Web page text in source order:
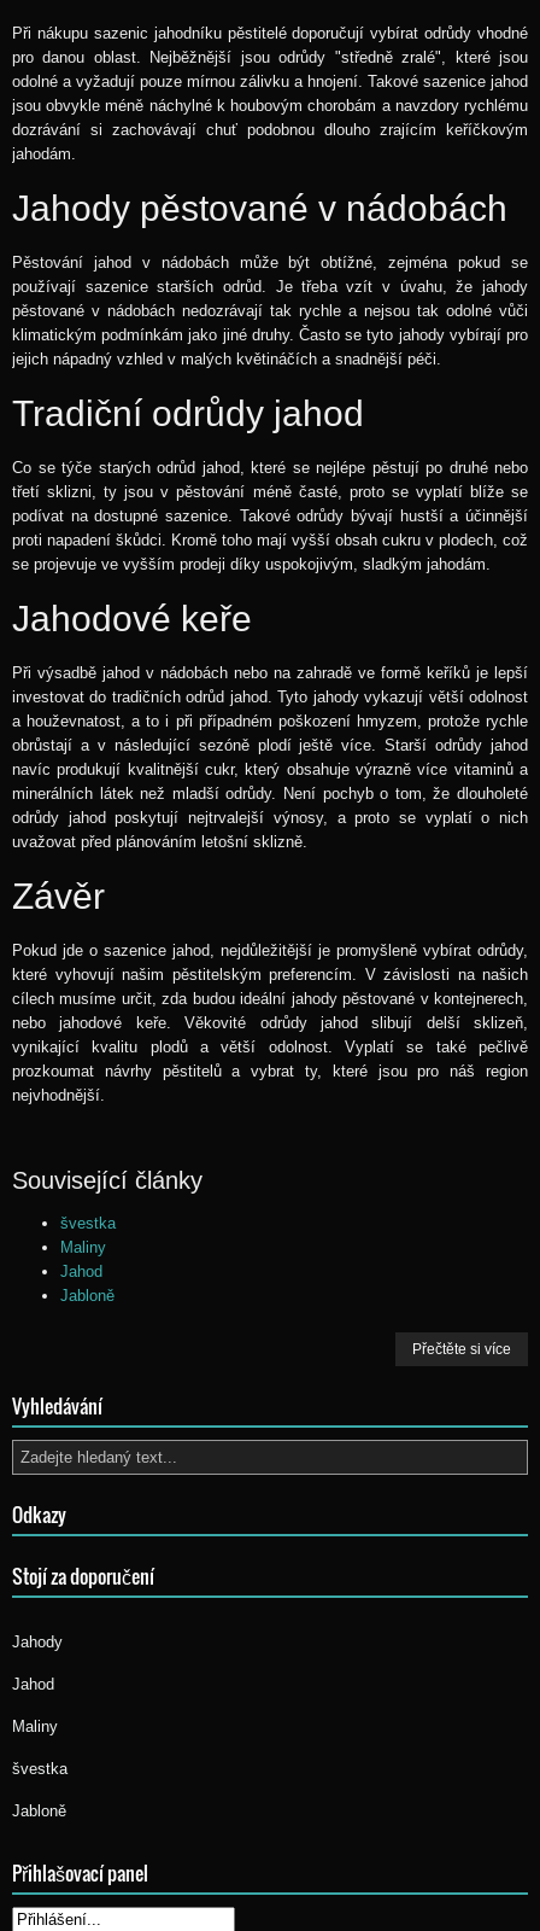
Při nákupu sazenic jahodníku pěstitelé doporučují vybírat odrůdy vhodné
pro danou oblast. Nejběžnější jsou odrůdy "středně zralé", které jsou
odolné a vyžadují pouze mírnou zálivku a hnojení. Takové sazenice jahod
jsou obvykle méně náchylné k houbovým chorobám a navzdory rychlému
dozrávání si zachovávají chuť podobnou dlouho zrajícím keříčkovým
jahodám.
Jahody pěstované v nádobách
Pěstování jahod v nádobách může být obtížné, zejména pokud se
používají sazenice starších odrůd. Je třeba vzít v úvahu, že jahody
pěstované v nádobách nedozrávají tak rychle a nejsou tak odolné vůči
klimatickým podmínkám jako jiné druhy. Často se tyto jahody vybírají pro
jejich nápadný vzhled v malých květináčích a snadnější péči.
Tradiční odrůdy jahod
Co se týče starých odrůd jahod, které se nejlépe pěstují po druhé nebo
třetí sklizni, ty jsou v pěstování méně časté, proto se vyplatí blíže se
podívat na dostupné sazenice. Takové odrůdy bývají hustší a účinnější
proti napadení škůdci. Kromě toho mají vyšší obsah cukru v plodech, což
se projevuje ve vyšším prodeji díky uspokojivým, sladkým jahodám.
Jahodové keře
Při výsadbě jahod v nádobách nebo na zahradě ve formě keříků je lepší
investovat do tradičních odrůd jahod. Tyto jahody vykazují větší odolnost
a houževnatost, a to i při případném poškození hmyzem, protože rychle
obrůstají a v následující sezóně plodí ještě více. Starší odrůdy jahod
navíc produkují kvalitnější cukr, který obsahuje výrazně více vitaminů a
minerálních látek než mladší odrůdy. Není pochyb o tom, že dlouholeté
odrůdy jahod poskytují nejtrvalejší výnosy, a proto se vyplatí o nich
uvažovat před plánováním letošní sklizně.
Závěr
Pokud jde o sazenice jahod, nejdůležitější je promyšleně vybírat odrůdy,
které vyhovují našim pěstitelským preferencím. V závislosti na našich
cílech musíme určit, zda budou ideální jahody pěstované v kontejnerech,
nebo jahodové keře. Věkovité odrůdy jahod slibují delší sklizeň,
vynikající kvalitu plodů a větší odolnost. Vyplatí se také pečlivě
prozkoumat návrhy pěstitelů a vybrat ty, které jsou pro náš region
nejvhodnější.
Související články
švestka
Maliny
Jahod
Jabloně
Přečtěte si více
Vyhledávání
Odkazy
Stojí za doporučení
Jahody
Jahod
Maliny
švestka
Jabloně
Přihlašovací panel